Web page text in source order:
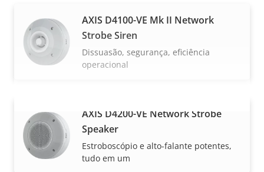
VER MAIS
AXIS D4100-VE Mk II Network
Strobe Siren
Dissuasão, segurança, eficiência
operacional
AXIS D4200-VE Network Strobe
Speaker
Estroboscópio e alto-falante potentes,
tudo em um